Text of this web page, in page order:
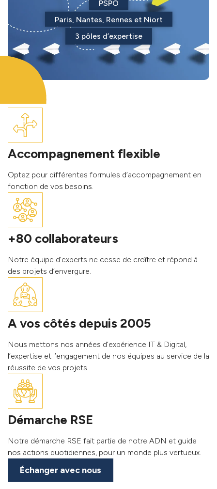
PSPO
Paris, Nantes, Rennes et Niort
3 pôles d’expertise
Accompagnement flexible
Optez pour différentes formules d’accompagnement en
fonction de vos besoins.
+80 collaborateurs
Notre équipe d’experts ne cesse de croître et répond à
des projets d’envergure.
A vos côtés depuis 2005
Nous mettons nos années d’expérience IT & Digital,
l’expertise et l’engagement de nos équipes au service de la
réussite de vos projets.
Démarche RSE
Notre démarche RSE fait partie de notre ADN et guide
nos actions quotidiennes, pour un monde plus vertueux.
Échanger avec nous